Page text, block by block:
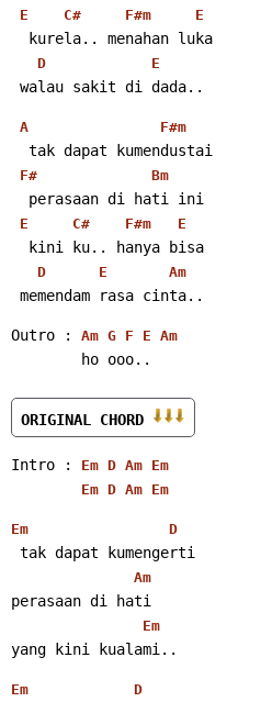
E C# F#m E
  kurela.. menahan luka
D E
walau sakit di dada..
A F#m
  tak dapat kumendustai
F# Bm
  perasaan di hati ini
E C# F#m E
  kini ku.. hanya bisa
D E Am
memendam rasa cinta..
Outro : Am G F E Am
        ho ooo..
ORIGINAL CHORD
Intro : Em D Am Em
Em D Am Em
Em D
tak dapat kumengerti
Am
perasaan di hati
Em
yang kini kualami..
Em D